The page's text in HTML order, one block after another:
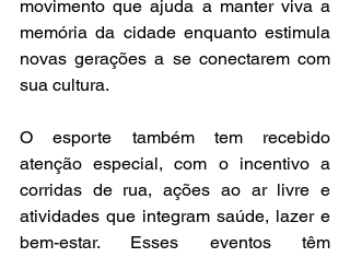
movimento que ajuda a manter viva a
memória da cidade enquanto estimula
novas gerações a se conectarem com
sua cultura.
O esporte também tem recebido
atenção especial, com o incentivo a
corridas de rua, ações ao ar livre e
atividades que integram saúde, lazer e
bem-estar. Esses eventos têm